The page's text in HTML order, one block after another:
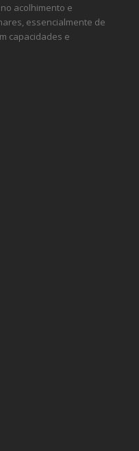
acolhimento e
essencialmente de
capacidades e